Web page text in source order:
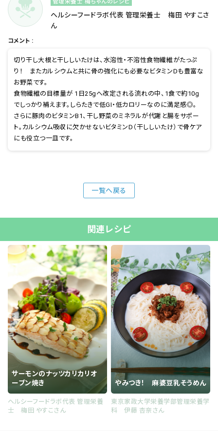
管理栄養士 梅ちゃんのレシピ
ヘルシーフードラボ代表 管理栄養士 梅田 やすこさ
ん
コメント :
切り干し大根と干ししいたけは、水溶性・不溶性食物繊維がたっぷ
り！ またカルシウムと共に骨の強化にも必要なビタミンDも豊富な
お野菜です。
食物繊維の目標量が 1日25gへ改定される流れの中、1食で約10g
でしっかり補えます。しらたきで低GI・低カロリーなのに満足感◎。
さらに豚肉のビタミンB1、干し野菜のミネラルが代謝と腸をサポー
ト。カルシウム吸収に欠かせないビタミンD（干ししいたけ）で骨ケア
にも役立つ一皿です。
一覧へ戻る
関連レシピ
サーモンのナッツカリカリオ
ーブン焼き
ヘルシーフードラボ代表 管理栄養
士 梅田 やすこさん
やみつき！ 麻婆豆乳そうめん
東京家政大学栄養学部管理栄養学
科 伊藤 杏奈さん